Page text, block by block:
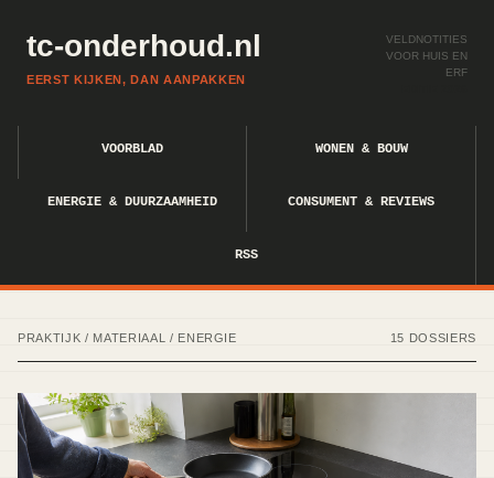
tc-onderhoud.nl
EERST KIJKEN, DAN AANPAKKEN
VELDNOTITIES
VOOR HUIS EN
ERF
VOORBLAD WONEN & BOUW
ENERGIE & DUURZAAMHEID CONSUMENT & REVIEWS
RSS
PRAKTIJK / MATERIAAL / ENERGIE 15 DOSSIERS